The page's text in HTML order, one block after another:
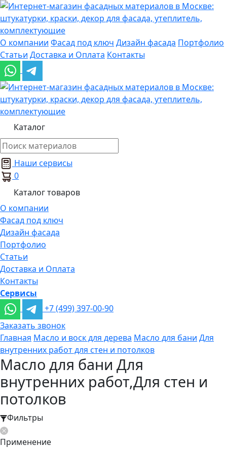
О компании Фасад под ключ Дизайн фасада Портфолио
Статьи Доставка и Оплата Контакты
Каталог
Наши сервисы
0
Каталог товаров
О компании
Фасад под ключ
Дизайн фасада
Портфолио
Статьи
Доставка и Оплата
Контакты
Сервисы
+7 (499) 397-00-90
Заказать звонок
Главная Масло и воск для дерева Масло для бани Для
внутренних работ для стен и потолков
Масло для бани Для
внутренних работ,Для стен и
потолков
Фильтры
Применение